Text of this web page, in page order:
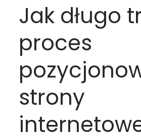
Jak długo
proces
strony